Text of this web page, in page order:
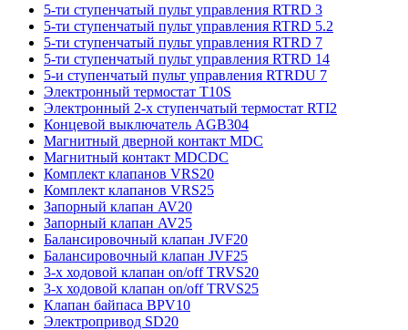
5-ти ступенчатый пульт управления RTRD 3
5-ти ступенчатый пульт управления RTRD 5.2
5-ти ступенчатый пульт управления RTRD 7
5-ти ступенчатый пульт управления RTRD 14
5-и ступенчатый пульт управления RTRDU 7
Электронный термостат T10S
Электронный 2-х ступенчатый термостат RTI2
Концевой выключатель AGB304
Mагнитный дверной контакт MDC
Mагнитный контакт MDCDC
Комплект клапанов VRS20
Комплект клапанов VRS25
Запорный клапан AV20
Запорный клапан AV25
Балансировочный клапан JVF20
Балансировочный клапан JVF25
3-х ходовой клапан on/off TRVS20
3-х ходовой клапан on/off TRVS25
Клапан байпаса BPV10
Электропривод SD20